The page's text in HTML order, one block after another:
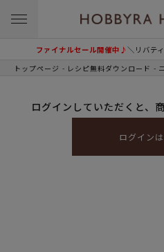
ファイナルセール開催中♪＼リバテ
トップページ レシピ無料ダウンロード
ログインしていただくと、
ログイン